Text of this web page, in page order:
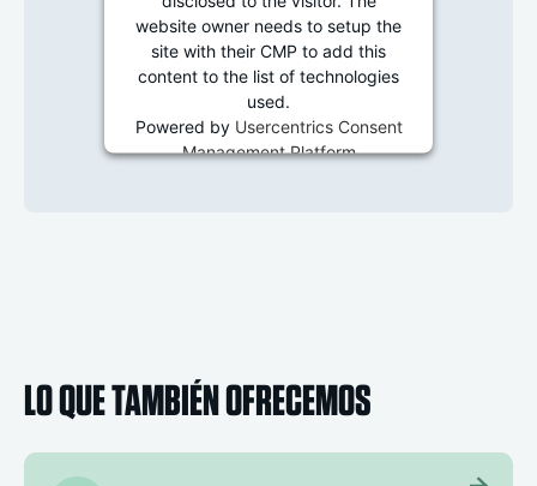
website owner needs to setup the
site with their CMP to add this
content to the list of technologies
used.
Powered by Usercentrics Consent
Management Platform
LO QUE TAMBIÉN OFRECEMOS